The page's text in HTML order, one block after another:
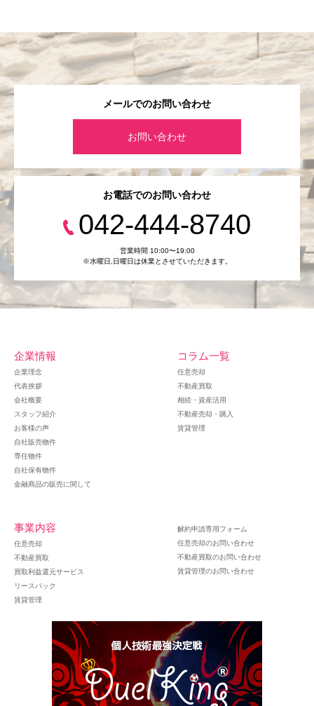
メールでのお問い合わせ
お問い合わせ
お電話でのお問い合わせ
042-444-8740
営業時間 10:00〜19:00
※水曜日,⽇曜日は休業とさせていただきます。
企業情報
企業理念
代表挨拶
会社概要
スタッフ紹介
お客様の声
自社販売物件
専任物件
自社保有物件
金融商品の販売に関して
コラム一覧
任意売却
不動産買取
相続・資産活用
不動産売却・購入
賃貸管理
事業内容
任意売却
不動産買取
買取利益還元サービス
リースバック
賃貸管理
解約申請専用フォーム
任意売却のお問い合わせ
不動産買取のお問い合わせ
賃貸管理のお問い合わせ